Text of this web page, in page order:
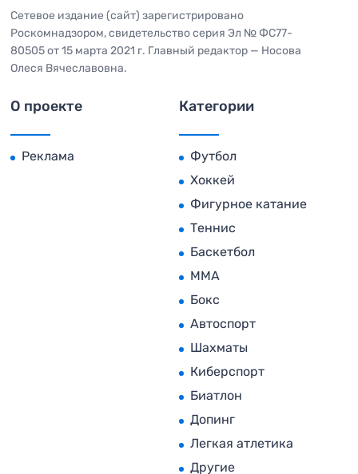
Сетевое издание (сайт) зарегистрировано
Роскомнадзором, свидетельство серия Эл № ФС77-
80505 от 15 марта 2021 г. Главный редактор — Носова
Олеся Вячеславовна.
О проекте
Реклама
Категории
Футбол
Хоккей
Фигурное катание
Теннис
Баскетбол
MMA
Бокс
Автоспорт
Шахматы
Киберспорт
Биатлон
Допинг
Легкая атлетика
Другие